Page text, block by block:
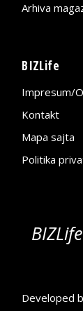
Arhiva
BIZLife
Impresum/
Kontakt
Mapa sajta
Politika
Developed